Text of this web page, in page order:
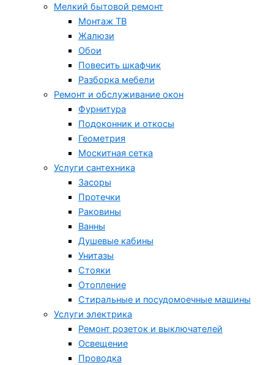
Мелкий бытовой ремонт
Монтаж ТВ
Жалюзи
Обои
Повесить шкафчик
Разборка мебели
Ремонт и обслуживание окон
Фурнитура
Подоконник и откосы
Геометрия
Москитная сетка
Услуги сантехника
Засоры
Протечки
Раковины
Ванны
Душевые кабины
Унитазы
Стояки
Отопление
Стиральные и посудомоечные машины
Услуги электрика
Ремонт розеток и выключателей
Освещение
Проводка